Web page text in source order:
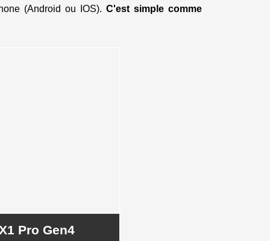
(Android ou IOS).C'est simple comme
Pro Gen4